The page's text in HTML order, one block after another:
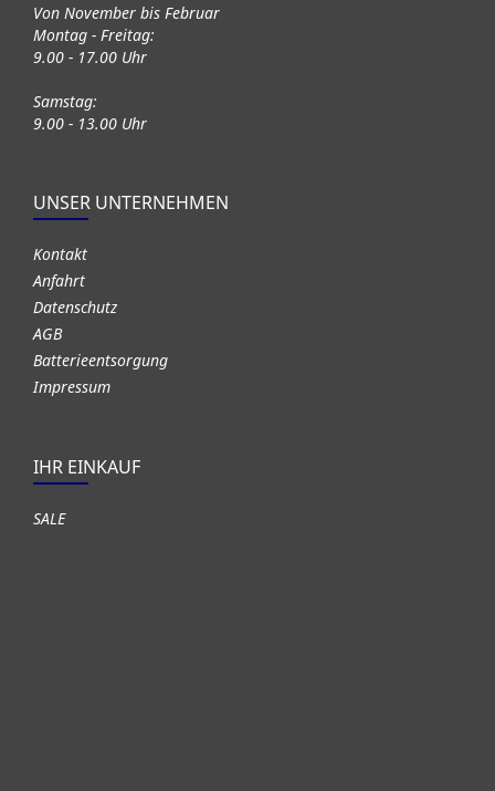
Von November bis Februar
Montag - Freitag:
9.00 - 17.00 Uhr
Samstag:
9.00 - 13.00 Uhr
UNSER UNTERNEHMEN
Kontakt
Anfahrt
Datenschutz
AGB
Batterieentsorgung
Impressum
IHR EINKAUF
SALE